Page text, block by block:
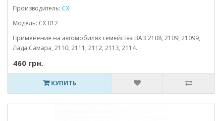
Производитель: CX
Модель: CX 012
Применение на автомобилях семейства ВАЗ 2108, 2109, 21099,
Лада Самара, 2110, 2111, 2112, 2113, 2114..
460 грн.
КУПИТЬ